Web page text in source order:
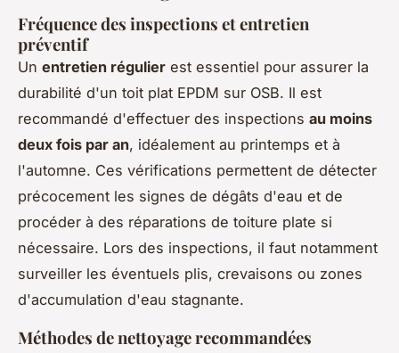
Fréquence des inspections et entretien
préventif
Un entretien régulier est essentiel pour assurer la
durabilité d'un toit plat EPDM sur OSB. Il est
recommandé d'effectuer des inspections au moins
deux fois par an, idéalement au printemps et à
l'automne. Ces vérifications permettent de détecter
précocement les signes de dégâts d'eau et de
procéder à des réparations de toiture plate si
nécessaire. Lors des inspections, il faut notamment
surveiller les éventuels plis, crevaisons ou zones
d'accumulation d'eau stagnante.
Méthodes de nettoyage recommandées